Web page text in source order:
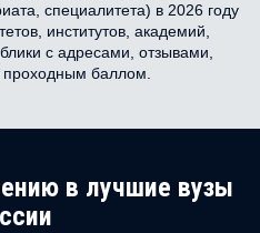
специалитета) в 2026 году
институтов, академий,
с адресами, отзывами,
баллом.
в лучшие вузы